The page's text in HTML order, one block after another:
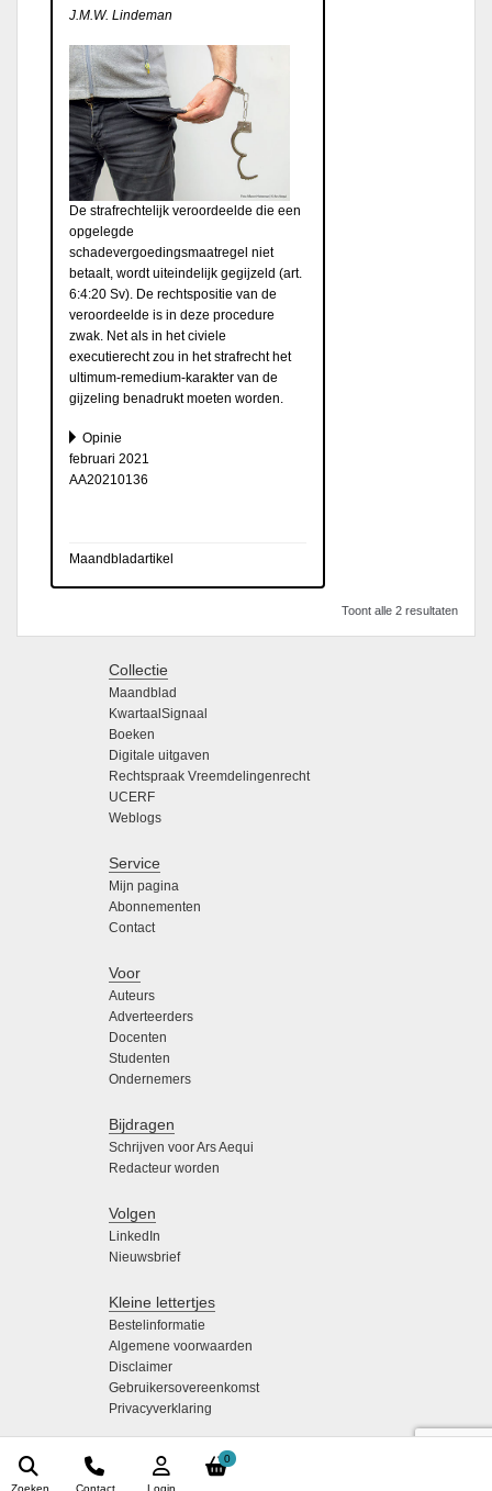
0
Login
Contact
Zoeken
J.M.W. Lindeman
De strafrechtelijk veroordeelde die een
opgelegde
schadevergoedingsmaatregel niet
betaalt, wordt uiteindelijk gegijzeld (art.
6:4:20 Sv). De rechtspositie van de
veroordeelde is in deze procedure
zwak. Net als in het civiele
executierecht zou in het strafrecht het
ultimum-remedium-karakter van de
gijzeling benadrukt moeten worden.
Opinie
februari 2021
AA20210136
Maandbladartikel
Toont alle 2 resultaten
Collectie
Maandblad
KwartaalSignaal
Boeken
Digitale uitgaven
Rechtspraak Vreemdelingenrecht
UCERF
Weblogs
Service
Mijn pagina
Abonnementen
Contact
Voor
Auteurs
Adverteerders
Docenten
Studenten
Ondernemers
Bijdragen
Schrijven voor Ars Aequi
Redacteur worden
Volgen
LinkedIn
Nieuwsbrief
Kleine lettertjes
Bestelinformatie
Algemene voorwaarden
Disclaimer
Gebruikersovereenkomst
Privacyverklaring